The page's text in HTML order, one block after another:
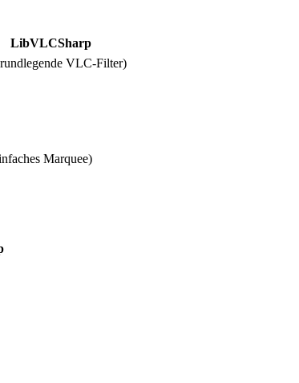
LibVLCSharp
VLC-Filter)
Marquee)